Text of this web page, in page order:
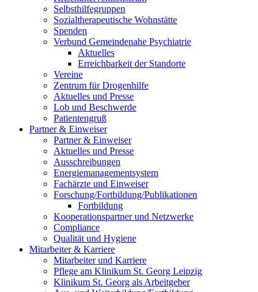
Selbsthilfegruppen
Sozialtherapeutische Wohnstätte
Spenden
Verbund Gemeindenahe Psychiatrie
Aktuelles
Erreichbarkeit der Standorte
Vereine
Zentrum für Drogenhilfe
Aktuelles und Presse
Lob und Beschwerde
Patientengruß
Partner & Einweiser
Partner & Einweiser
Aktuelles und Presse
Ausschreibungen
Energiemanagementsystem
Fachärzte und Einweiser
Forschung/Fortbildung/Publikationen
Fortbildung
Kooperationspartner und Netzwerke
Compliance
Qualität und Hygiene
Mitarbeiter & Karriere
Mitarbeiter und Karriere
Pflege am Klinikum St. Georg Leipzig
Klinikum St. Georg als Arbeitgeber